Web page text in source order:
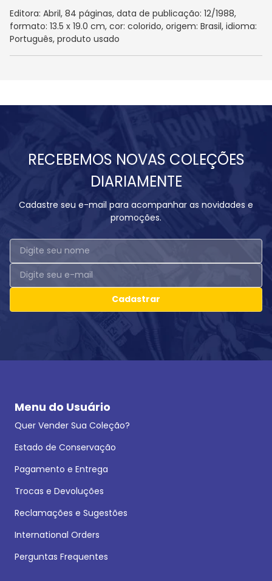
Editora: Abril, 84 páginas, data de publicação: 12/1988,
formato: 13.5 x 19.0 cm, cor: colorido, origem: Brasil, idioma:
Português, produto usado
RECEBEMOS NOVAS COLEÇÕES
DIARIAMENTE
Cadastre seu e-mail para acompanhar as novidades e
promoções.
Cadastrar
Menu do Usuário
Quer Vender Sua Coleção?
Estado de Conservação
Pagamento e Entrega
Trocas e Devoluções
Reclamações e Sugestões
International Orders
Perguntas Frequentes